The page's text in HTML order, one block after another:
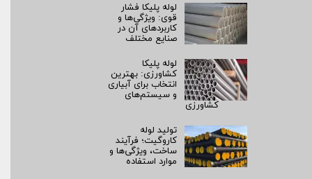
لوله پلیکا فشار
قوی: ویژگی‌ها و
کاربردهای آن در
صنایع مختلف
لوله پلیکا
کشاورزی: بهترین
انتخاب برای آبیاری
و سیستم‌های
کشاورزی
تولید لوله
کاروگیت؛ فرآیند
ساخت، ویژگی‌ها و
موارد استفاده